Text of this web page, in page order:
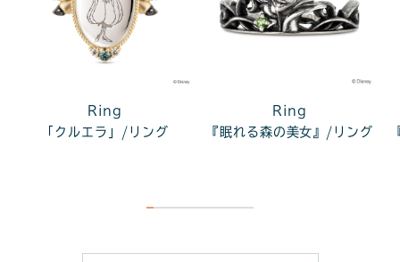
Ring
「クルエラ」/リング
Ring
『眠れる森の美女』/リング